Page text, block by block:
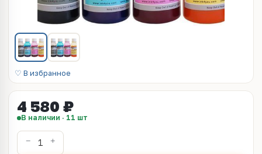
♡ В избранное
4 580 ₽
В наличии · 11 шт